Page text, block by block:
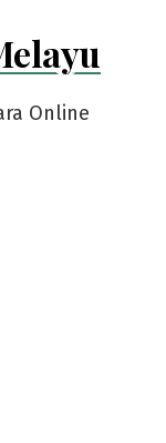
Online